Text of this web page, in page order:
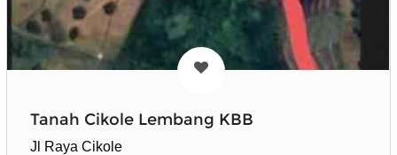
Tanah Cikole Lembang KBB
Jl Raya Cikole